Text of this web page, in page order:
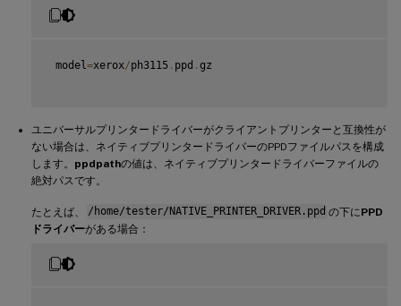
model =xerox/ph3115 . ppd . gz
ユニバーサルプリンタードライバーがクライアントプリンターと互換性が
ない場合は、ネイティブプリンタードライバーのPPDファイルパスを構成
します。 ppdpathの値は、ネイティブプリンタードライバーファイルの
絶対パスです。
たとえば、 /home/tester/NATIVE_PRINTER_DRIVER.ppd の下にPPD
ドライバーがある場合：